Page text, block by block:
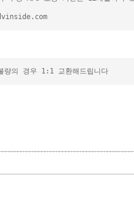
량의 경우 1:1 교환해드립니다